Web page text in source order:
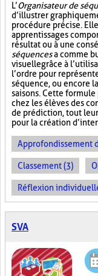
L’Organisateur de
d’illustrer
procédure précise.
apprentissages
résultat ou à une
séquencesa comme
visuellegrâce à
l’ordre pour
séquence, ou encore
saisons. Cette
chez les élèves des
de prédiction, tout
pour la création
Approfondissement
Classement (3)
Réflexion
SVA